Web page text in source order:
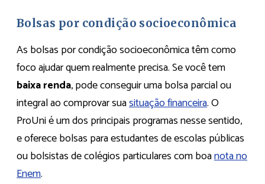
Bolsas por condição socioeconômica
As bolsas por condição socioeconômica têm como
foco ajudar quem realmente precisa. Se você tem
baixa renda, pode conseguir uma bolsa parcial ou
integral ao comprovar suasituação financeira. O
ProUni é um dos principais programas nesse sentido,
e oferece bolsas para estudantes de escolas públicas
ou bolsistas de colégios particulares com boanota no
Enem.